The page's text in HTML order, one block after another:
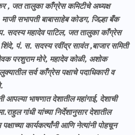
, जत तालुका काँग्रेस कमिटीचे अध्यक्ष
माजी सभापती बाबासाहेब कोडग, जिल्हा बँक
सदस्य महादेव पाटिल, जत तालुका काँग्रेस
शिंदे, पं. स. सदस्य रवींद्र सावंत ,बाजार समिती
परशुराम मोरे, महादेव कोळी, अशोक
सर्व काँग्रेस पक्षाचे पदाधिकारी व
आपल्या भाषणात देशातील महांगाई, देशाची
गांधी यांच्या निर्देशानुसार देशातील
कार्यकर्त्यांनी आणि नेत्यांनी पोहचून